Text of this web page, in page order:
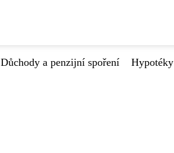
Důchody a penzijní spoření Hypotéky